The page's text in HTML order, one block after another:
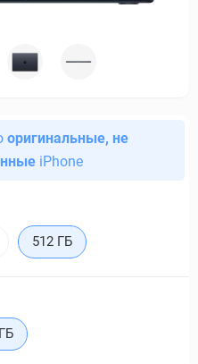
оригинальные, не
iPhone
512 ГБ